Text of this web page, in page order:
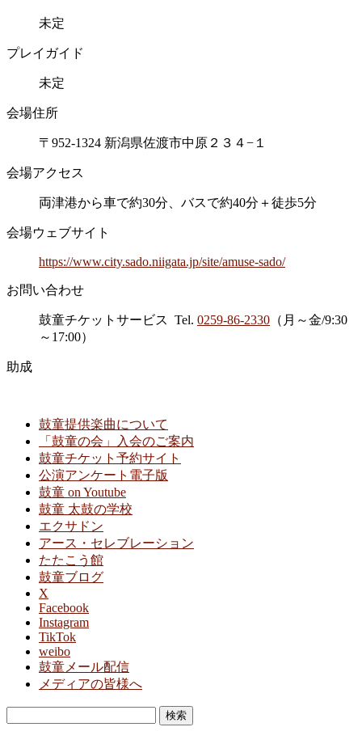
未定
プレイガイド
未定
会場住所
〒952-1324 新潟県佐渡市中原２３４−１
会場アクセス
両津港から車で約30分、バスで約40分＋徒歩5分
会場ウェブサイト
https://www.city.sado.niigata.jp/site/amuse-sado/
お問い合わせ
鼓童チケットサービス Tel. 0259-86-2330 （月～金/9:30
～17:00）
助成
鼓童提供楽曲について
「鼓童の会」入会のご案内
鼓童チケット予約サイト
公演アンケート電子版
鼓童 on Youtube
鼓童 太鼓の学校
エクサドン
アース・セレブレーション
たたこう館
鼓童ブログ
X
Facebook
Instagram
TikTok
weibo
鼓童メール配信
メディアの皆様へ